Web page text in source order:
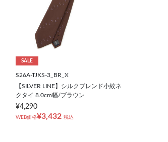
SALE
S26A-TJKS-3_BR_X
【SILVER LINE】シルクブレンド小紋ネ
クタイ 8.0cm幅/ブラウン
¥4,290
WEB価格¥3,432 税込